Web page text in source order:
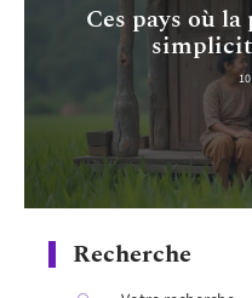
Ces pays où
Recherche